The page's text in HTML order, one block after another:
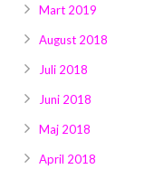
Mart 2019
August 2018
Juli 2018
Juni 2018
Maj 2018
April 2018